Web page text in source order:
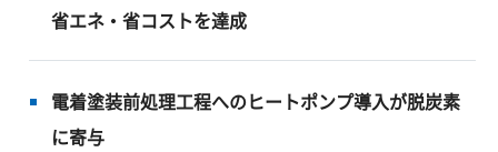
省エネ・省コストを達成
電着塗装前処理工程へのヒートポンプ導入が脱炭素
に寄与